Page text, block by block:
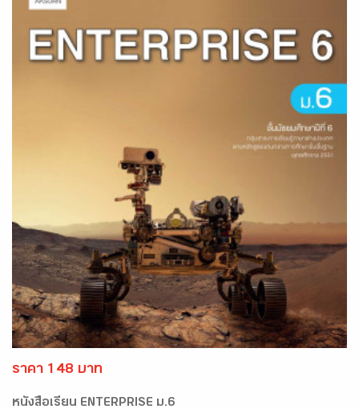
ราคา 148 บาท
หนังสือเรียน ENTERPRISE ม.6